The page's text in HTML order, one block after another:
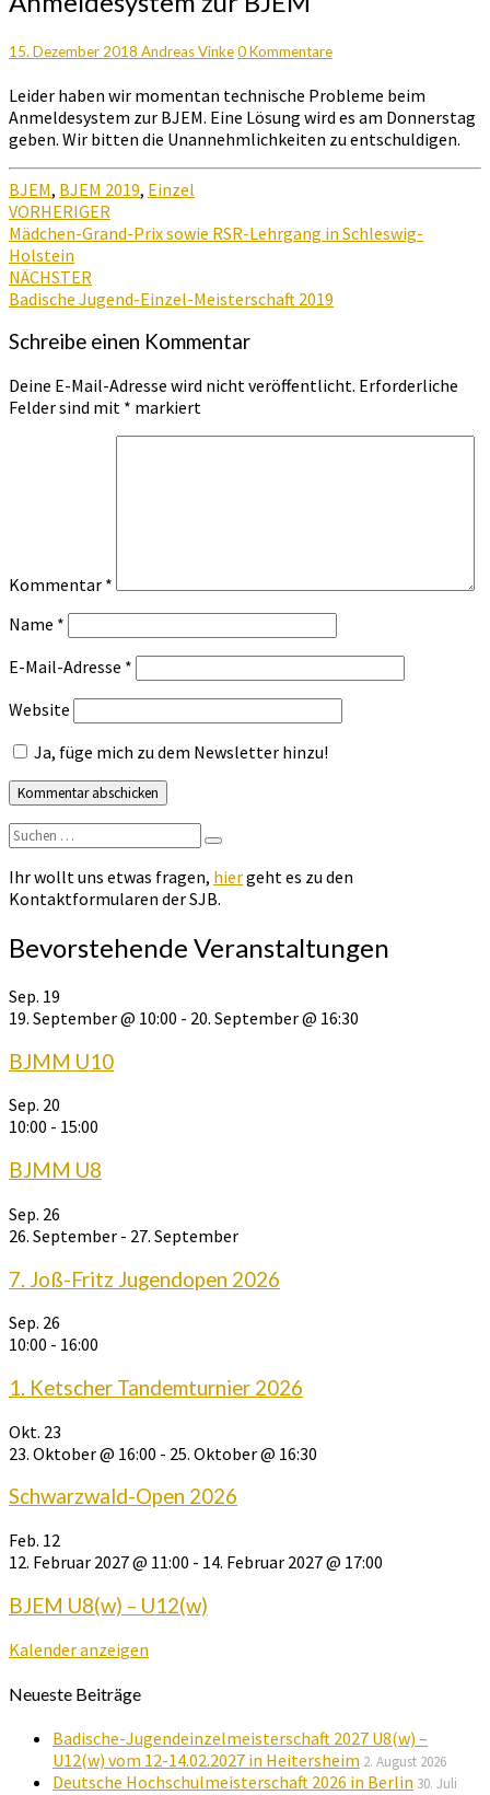
beim
zur
15. Dezember 2018 Andreas VinkeKommentare
0 Kommentare
Leider haben wir momentan technische Probleme beim
Anmeldesystem zur BJEM. Eine Lösung wird es am Donnerstag
geben. Wir bitten die Unannehmlichkeiten zu entschuldigen.
BJEM, BJEM 2019, Einzel
Beitragsnavigation
VORHERIGER
Mädchen-Grand-Prix sowie RSR-Lehrgang in Schleswig-
Holstein
NÄCHSTER
Badische Jugend-Einzel-Meisterschaft 2019
Schreibe einen Kommentar
Deine E-Mail-Adresse wird nicht veröffentlicht. Erforderliche
Felder sind mit * markiert
Kommentar *
Name *
E-Mail-Adresse *
Website
Ja, füge mich zu dem Newsletter hinzu!
Suchen
nach:
Suchen
Ihr wollt uns etwas fragen, hiergeht es zu den
Kontaktformularen der SJB.
Bevorstehende Veranstaltungen
Sep. 19
19. September @ 10:00 - 20. September @ 16:30
BJMM U10
Sep. 20
10:00 - 15:00
BJMM U8
Sep. 26
26. September - 27. September
7. Joß-Fritz Jugendopen 2026
Sep. 26
10:00 - 16:00
1. Ketscher Tandemturnier 2026
Okt. 23
23. Oktober @ 16:00 - 25. Oktober @ 16:30
Schwarzwald-Open 2026
Feb. 12
12. Februar 2027 @ 11:00 - 14. Februar 2027 @ 17:00
BJEM U8(w) – U12(w)
Kalender anzeigen
Neueste Beiträge
Badische-Jugendeinzelmeisterschaft 2027 U8(w) –
U12(w) vom 12-14.02.2027 in Heitersheim 2. August 2026
Deutsche Hochschulmeisterschaft 2026 in Berlin 30. Juli